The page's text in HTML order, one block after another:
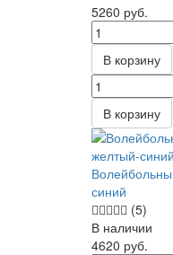
5260 руб.
В корзину
В корзину
синий
(5)
В наличии
4620 руб.